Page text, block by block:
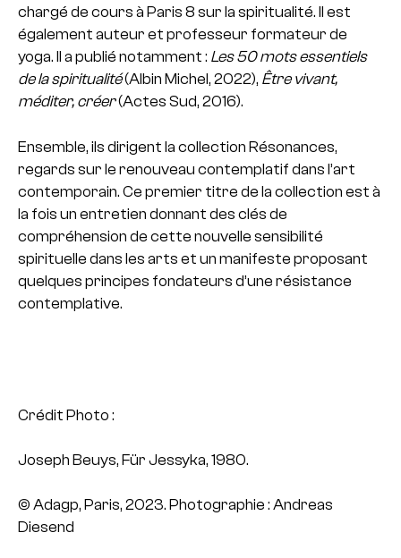
chargé de cours à Paris 8 sur la spiritualité. Il est
également auteur et professeur formateur de
yoga. Il a publié notamment : Les 50 mots essentiels
de la spiritualité(Albin Michel, 2022), Être vivant,
méditer, créer(Actes Sud, 2016).
Ensemble, ils dirigent la collection Résonances,
regards sur le renouveau contemplatif dans l’art
contemporain. Ce premier titre de la collection est à
la fois un entretien donnant des clés de
compréhension de cette nouvelle sensibilité
spirituelle dans les arts et un manifeste proposant
quelques principes fondateurs d’une résistance
contemplative.
Crédit Photo :
Joseph Beuys, Für Jessyka, 1980.
© Adagp, Paris, 2023. Photographie : Andreas
Diesend